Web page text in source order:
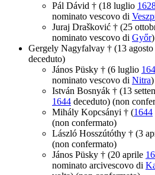
Pál Dávid † (18 luglio
nominato vescovo di
Juraj Drašković † (25
nominato vescovo di Győr
Gergely Nagyfalvay † (13 agosto
deceduto)
János Püsky † (6 luglio
nominato vescovo di Nitra
István Bosnyák † (13
1644 deceduto) (non
Mihály Kopcsányi † (1644
(non confermato)
László Hosszútóthy † (3
(non confermato)
János Püsky † (20 aprile
nominato arcivescovo di